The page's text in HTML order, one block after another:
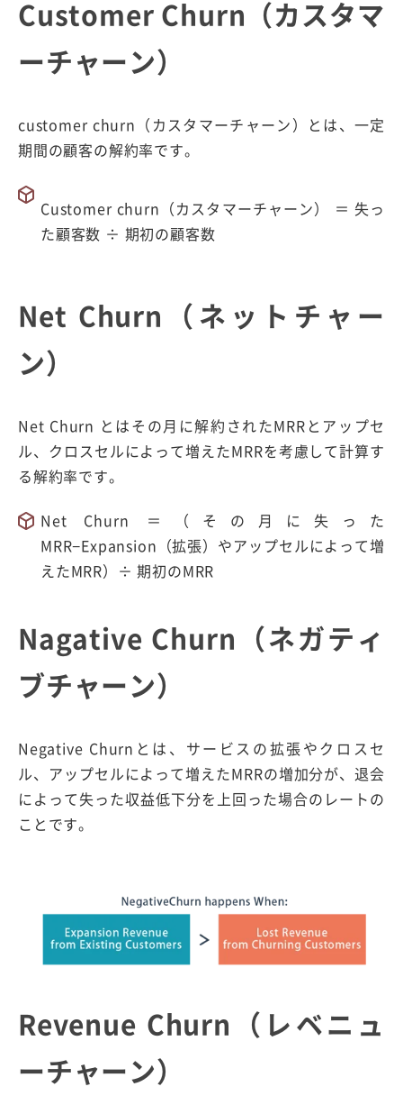
Customer Churn（カスタマ
ーチャーン）
customer churn（カスタマーチャーン）とは、一定
期間の顧客の解約率です。
Customer churn（カスタマーチャーン） ＝ 失っ
た顧客数 ÷ 期初の顧客数
Net Churn（ネットチャー
ン）
Net Churn とはその月に解約されたMRRとアップセ
ル、クロスセルによって増えたMRRを考慮して計算す
る解約率です。
Net Churn ＝（その月に失った
MRR−Expansion（拡張）やアップセルによって増
えたMRR）÷ 期初のMRR
Nagative Churn（ネガティ
ブチャーン）
Negative Churnとは、サービスの拡張やクロスセ
ル、アップセルによって増えたMRRの増加分が、退会
によって失った収益低下分を上回った場合のレートの
ことです。
Revenue Churn（レベニュ
ーチャーン）